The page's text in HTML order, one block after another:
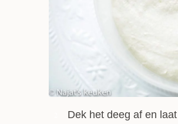
Dek het deeg af en